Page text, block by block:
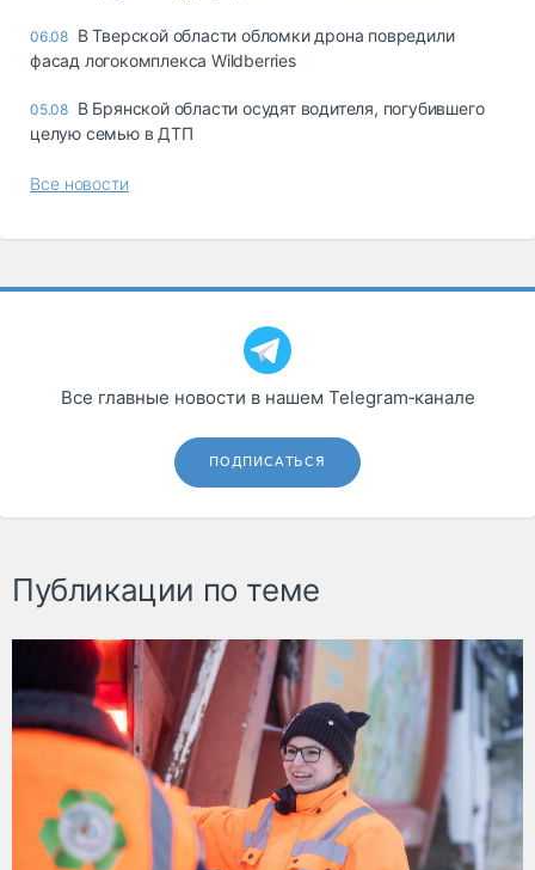
06.08 В Тверской области обломки дрона повредили
фасад логокомплекса Wildberries
05.08 В Брянской области осудят водителя, погубившего
целую семью в ДТП
Все новости
Все главные новости в нашем Telegram‑канале
ПОДПИСАТЬСЯ
Публикации по теме